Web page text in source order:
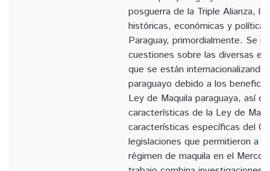
posguerra de la Triple Alianza,
históricas, económicas y
Paraguay, primordialmente. Se
cuestiones sobre las diversas
que se están
paraguayo debido a los
Ley de Maquila paraguaya, así
características de la Ley de
características específicas del
legislaciones que permitieron a
régimen de maquila en el